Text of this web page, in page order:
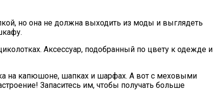
но она не должна выходить из моды и выглядеть
Аксессуар, подобранный по цвету к одежде и
на капюшоне, шапках и шарфах. А вот с меховыми
Запаситесь им, чтобы получать больше